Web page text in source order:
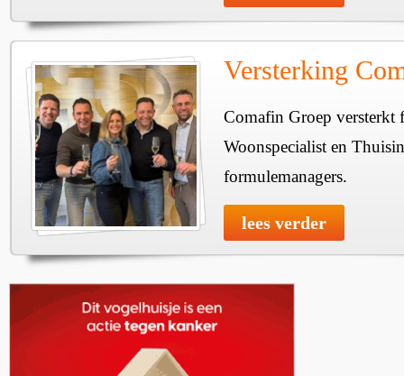
Versterking
Comafin Groep versterkt
Woonspecialist en
formulemanagers.
lees verder